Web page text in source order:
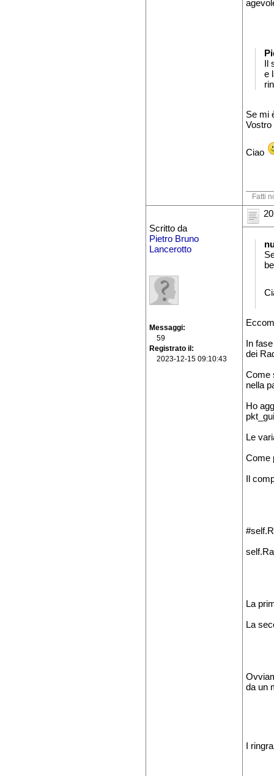
e
Se mi
Vostro
Ciao
Fatti
Scritto da
Pietro Bruno
Lancerotto
Messaggi
59
Registrato il
2023-12-15 09:10:43
In
dei
Come
nella
Ho
Le
Come
Il
La
La
da un
I